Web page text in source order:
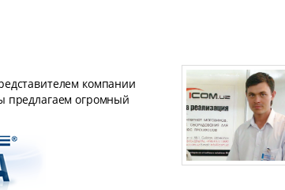
компании
предлагаем огромный